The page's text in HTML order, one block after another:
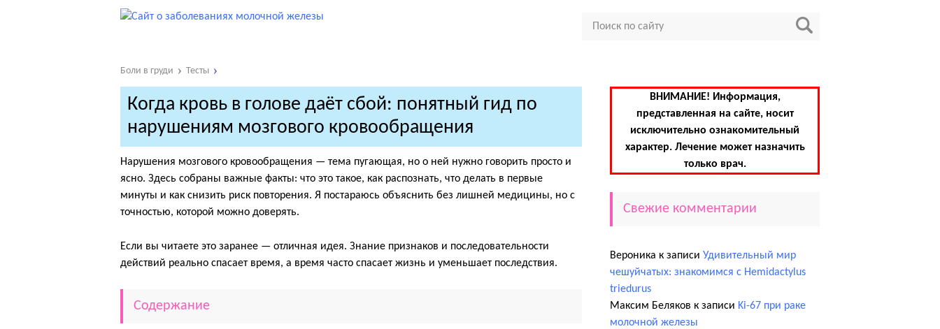
Боли в груди Тесты
Когда кровь в голове даёт сбой: понятный гид по
нарушениям мозгового кровообращения
Нарушения мозгового кровообращения — тема пугающая, но о ней нужно говорить просто и
ясно. Здесь собраны важные факты: что это такое, как распознать, что делать в первые
минуты и как снизить риск повторения. Я постараюсь объяснить без лишней медицины, но с
точностью, которой можно доверять.
Если вы читаете это заранее — отличная идея. Знание признаков и последовательности
действий реально спасает время, а время часто спасает жизнь и уменьшает последствия.
Содержание
ВНИМАНИЕ! Информация,
представленная на сайте, носит
исключительно ознакомительный
характер. Лечение может назначить
только врач.
Свежие комментарии
Вероника к записи Удивительный мир
чешуйчатых: знакомимся с Hemidactylus
triedurus
Максим Беляков к записи Ki-67 при раке
молочной железы